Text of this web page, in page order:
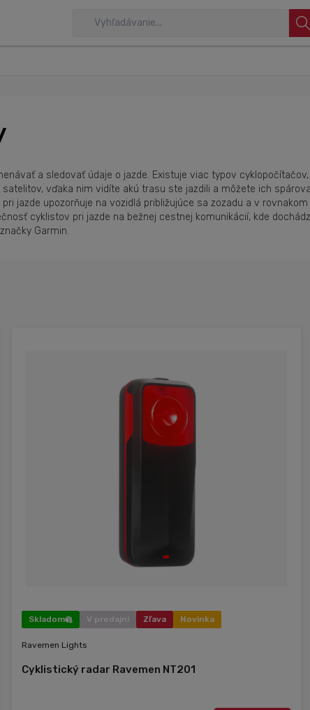
a sledovať údaje o jazde. Existuje viac typov
satelitov, vďaka nim vidíte akú trasu ste jazdili a môžete ich
jazde upozorňuje na vozidlá približujúce sa zozadu a v
cyklistov pri jazde na bežnej cestnej komunikácií, kde
Garmin.
Skladom V predajni Zľava Novinka
Ravemen Lights
Cyklistický radar Ravemen NT201